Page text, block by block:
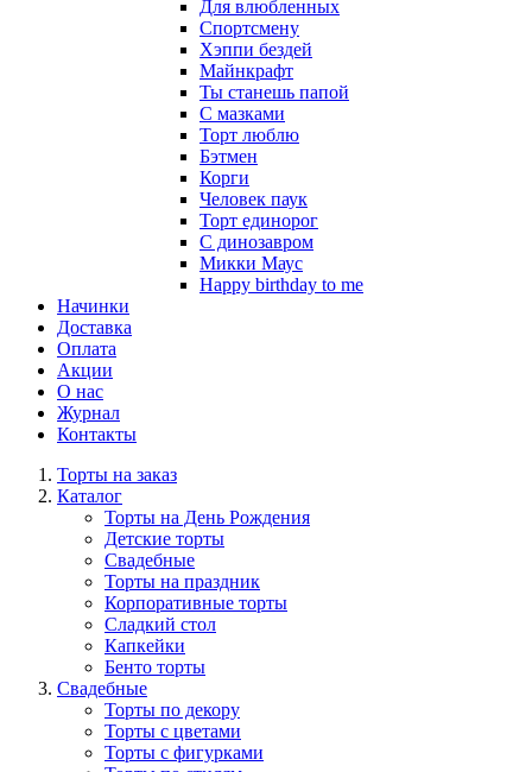
Для влюбленных
Спортсмену
Хэппи бездей
Майнкрафт
Ты станешь папой
С мазками
Торт люблю
Бэтмен
Корги
Человек паук
Торт единорог
С динозавром
Микки Маус
Happy birthday to me
Начинки
Доставка
Оплата
Акции
О нас
Журнал
Контакты
Торты на заказ
Каталог
Торты на День Рождения
Детские торты
Свадебные
Торты на праздник
Корпоративные торты
Сладкий стол
Капкейки
Бенто торты
Свадебные
Торты по декору
Торты с цветами
Торты с фигурками